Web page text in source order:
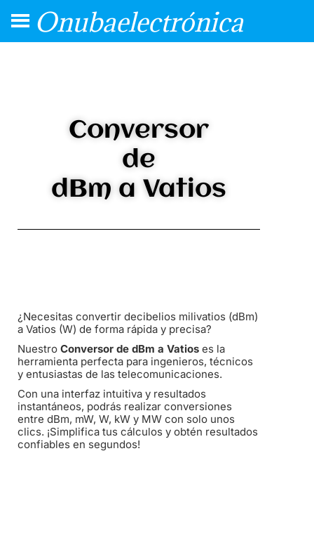
Onubaelectrónica
Conversor
de
dBm a Vatios
¿Necesitas convertir decibelios milivatios (dBm)
a Vatios (W) de forma rápida y precisa?
Nuestro Conversor de dBm a Vatios es la
herramienta perfecta para ingenieros, técnicos
y entusiastas de las telecomunicaciones.
Con una interfaz intuitiva y resultados
instantáneos, podrás realizar conversiones
entre dBm, mW, W, kW y MW con solo unos
clics. ¡Simplifica tus cálculos y obtén resultados
confiables en segundos!